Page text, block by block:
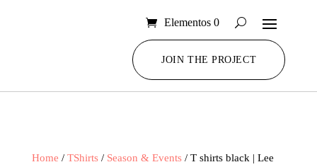
Elementos 0
JOIN THE PROJECT
Home / TShirts/ Season & Events/ T shirts black | Lee